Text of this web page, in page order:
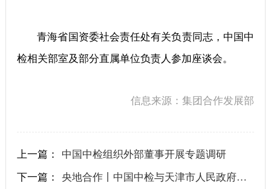
青海省国资委社会责任处有关负责同志，中国中
检相关部室及部分直属单位负责人参加座谈会。
信息来源：集团合作发展部
上一篇：
中国中检组织外部董事开展专题调研
下一篇：
央地合作丨中国中检与天津市人民政府签署战略合作协议